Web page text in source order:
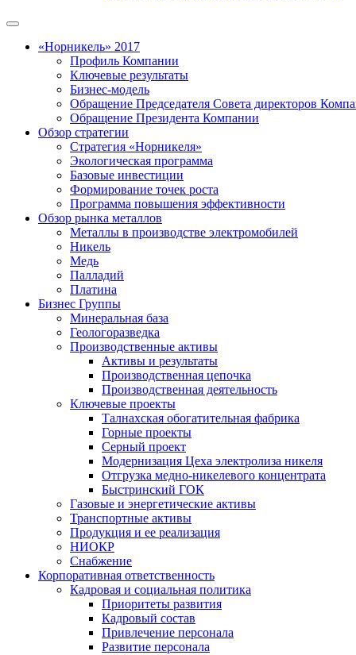
«Норникель» 2017
Профиль Компании
Ключевые результаты
Бизнес-модель
Обращение Председателя Совета директоров
Обращение Президента Компании
Обзор стратегии
Стратегия «Норникеля»
Экологическая программа
Базовые инвестиции
Формирование точек роста
Программа повышения эффективности
Обзор рынка металлов
Металлы в производстве электромобилей
Никель
Медь
Палладий
Платина
Бизнес Группы
Минеральная база
Геологоразведка
Производственные активы
Активы и результаты
Производственная цепочка
Производственная деятельность
Ключевые проекты
Талнахская обогатительная фабрика
Горные проекты
Серный проект
Модернизация Цеха электролиза никеля
Отгрузка медно-никелевого концентрата
Быстринский ГОК
Газовые и энергетические активы
Транспортные активы
Продукция и ее реализация
НИОКР
Снабжение
Корпоративная ответственность
Кадровая и социальная политика
Приоритеты развития
Кадровый состав
Привлечение персонала
Развитие персонала